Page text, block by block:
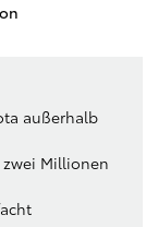
außerhalb
Millionen